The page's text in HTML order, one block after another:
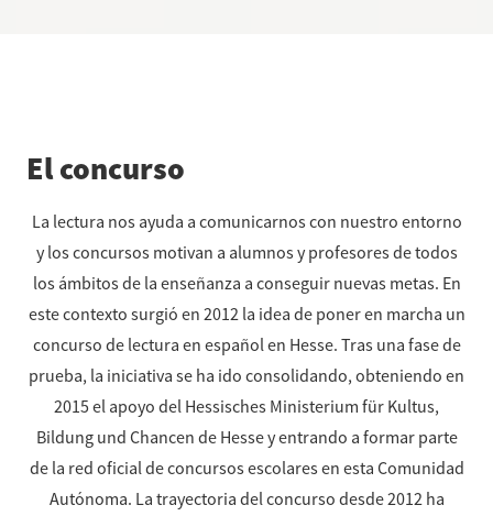
El concurso
La lectura nos ayuda a comunicarnos con nuestro entorno
y los concursos motivan a alumnos y profesores de todos
los ámbitos de la enseñanza a conseguir nuevas metas. En
este contexto surgió en 2012 la idea de poner en marcha un
concurso de lectura en español en Hesse. Tras una fase de
prueba, la iniciativa se ha ido consolidando, obteniendo en
2015 el apoyo del Hessisches Ministerium für Kultus,
Bildung und Chancen de Hesse y entrando a formar parte
de la red oficial de concursos escolares en esta Comunidad
Autónoma. La trayectoria del concurso desde 2012 ha